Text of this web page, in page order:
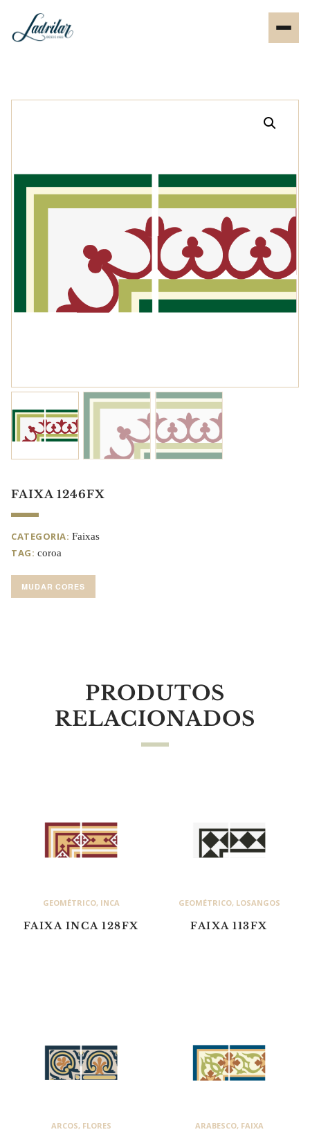
FAIXA 1246FX
CATEGORIA: Faixas
TAG: coroa
MUDAR CORES
PRODUTOS
RELACIONADOS
GEOMÉTRICO, INCA
FAIXA INCA 128FX
GEOMÉTRICO, LOSANGOS
FAIXA 113FX
ARCOS, FLORES ARABESCO, FAIXA